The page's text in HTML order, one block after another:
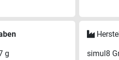
g​
simul8